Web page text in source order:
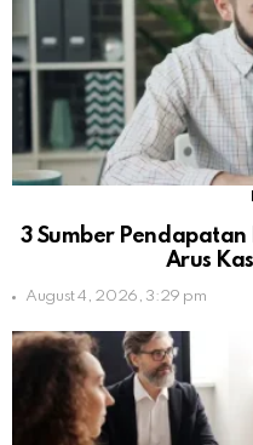
3 Sumber
Arus
August 4, 2026, 3:29 pm